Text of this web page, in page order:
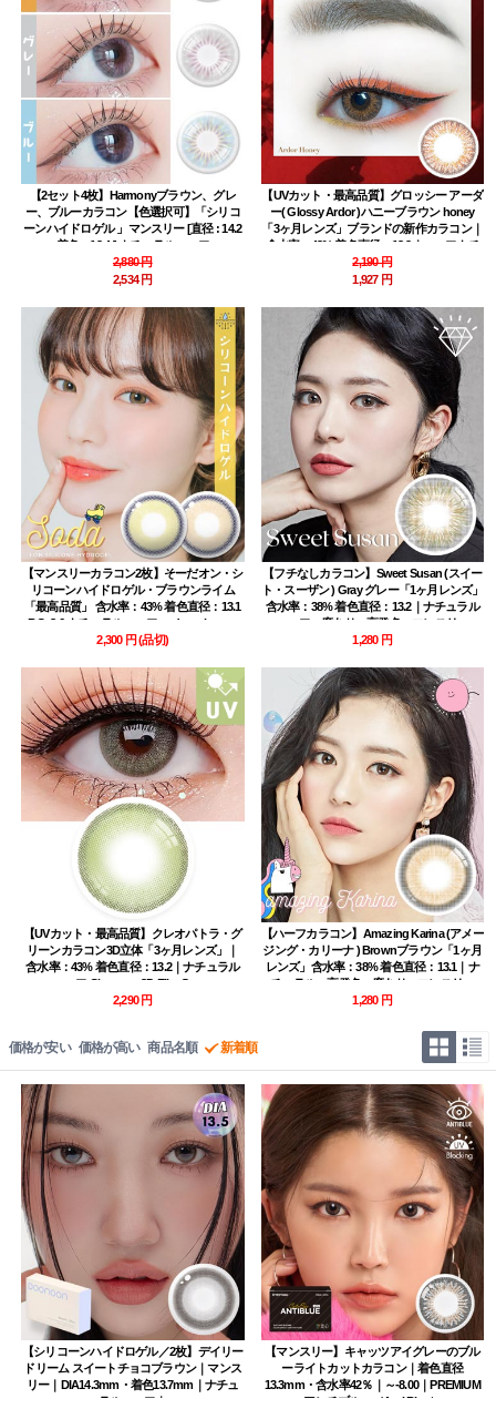
【2セット4枚】Harmonyブラウン、グレ
ー、ブルーカラコン【色選択可】「シリコ
ーンハイドロゲル 」マンスリー [直径 : 14.2
着色：13.4 ] ナチュラルハーフ
2,880 円
2,534 円
【UVカット・最高品質】グロッシー アーダ
ー( Glossy Ardor )ハニーブラウン honey
「3ヶ月レンズ」ブランドの新作カラコン｜
含水率：43% 着色直径：13.2｜ハーフナチ
ュラル・高発色
2,190 円
1,927 円
【マンスリーカラコン2枚】そーだオン・シ
リコーンハイドロゲル・ブラウンライム
「最高品質」 含水率：43% 着色直径：13.1
BC: 8.6 ナチュラルハーフ soda on brown
limebrown contact lens
2,300 円(品切)
【フチなしカラコン】Sweet Susan (スイー
ト・スーザン ) Gray グレー「1ヶ月レンズ」
含水率：38% 着色直径：13.2｜ナチュラル
ハーフ・度あり・高発色・マンスリー
1,280 円
【UVカット・最高品質】クレオパトラ・グ
リーンカラコン3D立体「3ヶ月レンズ」｜
含水率：43% 着色直径：13.2｜ナチュラル
ハーフ Cleopatra 3D Elite Green
2,290 円
【ハーフカラコン】Amazing Karina (アメー
ジング・カリーナ ) Brownブラウン「1ヶ月
レンズ」含水率：38% 着色直径：13.1｜ナ
チュラル・高発色・度あり・マンスリー
1,280 円
価格が安い 価格が高い 商品名順 新着順
【シリコーンハイドロゲル／2枚】デイリー
ドリーム スイートチョコブラウン｜マンス
リー｜DIA14.3mm・着色13.7mm｜ナチュ
ラルハーフ｜
【マンスリー】キャッツアイグレーのブル
ーライトカットカラコン｜着色直径
13.3mm・含水率42％｜～-8.00｜PREMIUM
アンチブルー（Anti Blue）